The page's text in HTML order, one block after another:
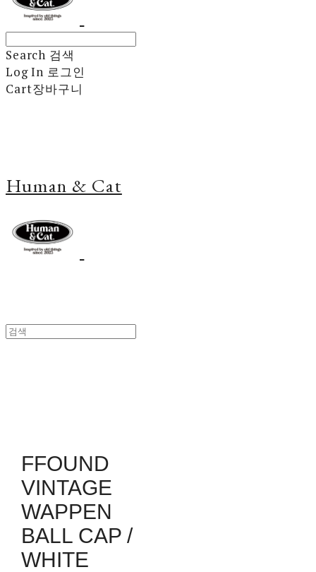
Search 검색
Log In 로그인
Cart장바구니
Human & Cat
FFOUND
VINTAGE
WAPPEN
BALL CAP /
WHITE